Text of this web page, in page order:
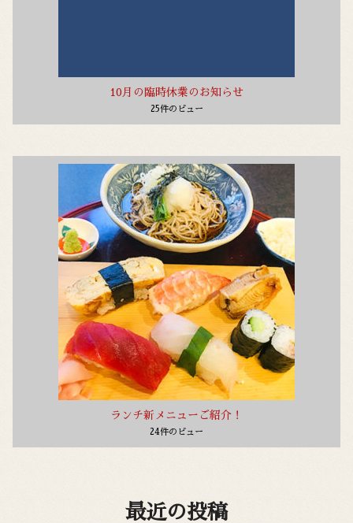
10月の臨時休業のお知らせ
25件のビュー
ランチ新メニューご紹介！
24件のビュー
最近の投稿